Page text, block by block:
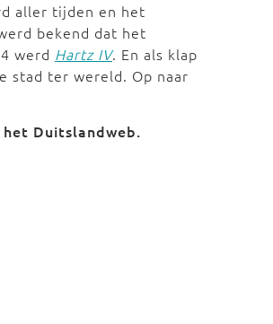
aller tijden en het
bekend dat het
werd Hartz IV. En als klap
stad ter wereld. Op naar
Duitslandweb.